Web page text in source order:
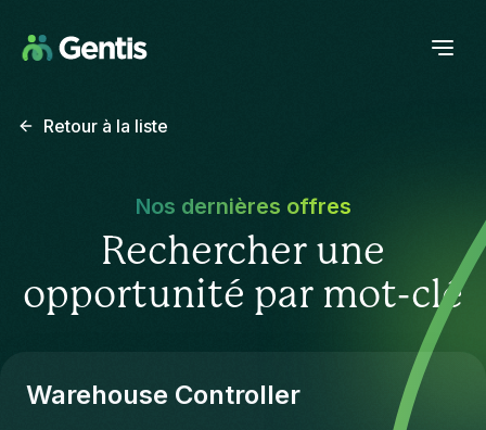
Retour à la liste
Nos dernières offres
Rechercher une
opportunité par mot-clé
Warehouse Controller